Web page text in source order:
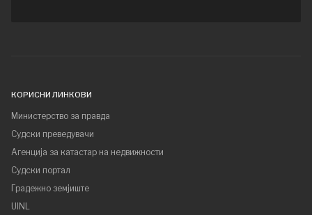
КОРИСНИ ЛИНКОВИ
Министерство за правда
Судски преведувачи
Агенција за катастар на недвижности
Судски портал
Градежно земјиште
UINL